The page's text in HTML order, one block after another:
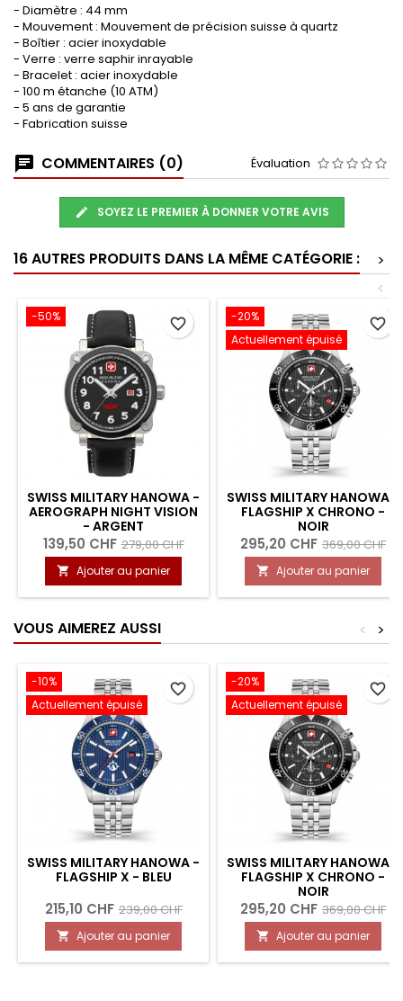
- Diamètre : 44 mm
- Mouvement : Mouvement de précision suisse à quartz
- Boîtier : acier inoxydable
- Verre : verre saphir inrayable
- Bracelet : acier inoxydable
- 100 m étanche (10 ATM)
- 5 ans de garantie
- Fabrication suisse
COMMENTAIRES (0) Évaluation
SOYEZ LE PREMIER À DONNER VOTRE AVIS
16 AUTRES PRODUITS DANS LA MÊME CATÉGORIE :
>
<
-50%
SWISS MILITARY HANOWA -
AEROGRAPH NIGHT VISION
- ARGENT
139,50 CHF 279,00 CHF
 Ajouter au panier
favorite_border
-20%
Actuellement épuisé
SWISS MILITARY HANOWA -
FLAGSHIP X CHRONO -
NOIR
295,20 CHF 369,00 CHF
 Ajouter au panier
favorite_border
VOUS AIMEREZ AUSSI >
<
-10%
Actuellement épuisé
SWISS MILITARY HANOWA -
FLAGSHIP X - BLEU
215,10 CHF 239,00 CHF
 Ajouter au panier
favorite_border
-20%
Actuellement épuisé
SWISS MILITARY HANOWA -
FLAGSHIP X CHRONO -
NOIR
295,20 CHF 369,00 CHF
 Ajouter au panier
favorite_border